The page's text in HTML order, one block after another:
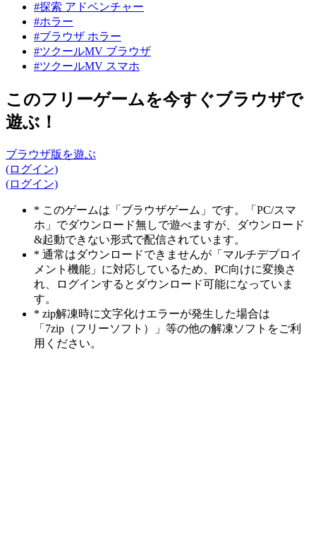
#探索 アドベンチャー
#ホラー
#ブラウザ ホラー
#ツクールMV ブラウザ
#ツクールMV スマホ
このフリーゲームを今すぐブラウザで
遊ぶ！
ブラウザ版を遊ぶ
(ログイン)
(ログイン)
* このゲームは「ブラウザゲーム」です。「PC/スマ
ホ」でダウンロード無しで遊べますが、ダウンロード
&起動できない形式で配信されています。
* 通常はダウンロードできませんが「マルチデプロイ
メント機能」に対応しているため、PC向けに変換さ
れ、ログインするとダウンロード可能になっていま
す。
* zip解凍時に文字化けエラーが発生した場合は
「7zip（フリーソフト）」等の他の解凍ソフトをご利
用ください。